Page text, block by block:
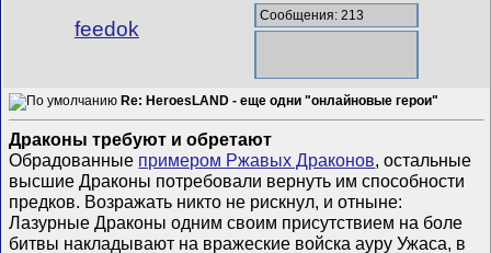
feedok
Сообщения: 213
Re: HeroesLAND - еще одни "онлайновые герои"
Драконы требуют и обретают
Обрадованные примером Ржавых Драконов, остальные
высшие Драконы потребовали вернуть им способности
предков. Возражать никто не рискнул, и отныне:
Лазурные Драконы одним своим присутствием на боле
битвы накладывают на вражеские войска ауру Ужаса, в